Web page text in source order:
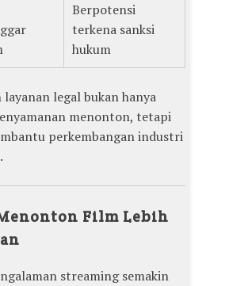
Berpotensi
terkena sanksi
hukum
layanan legal bukan hanya
menonton, tetapi
perkembangan industri
Film Lebih
streaming semakin